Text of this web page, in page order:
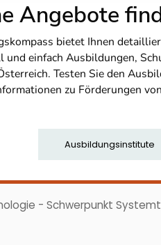
Angebote
bietet Ihnen
und einfach Ausbildungen,
Testen Sie den
zu Förderungen
Ausbildungsinstitute
- Schwerpunkt